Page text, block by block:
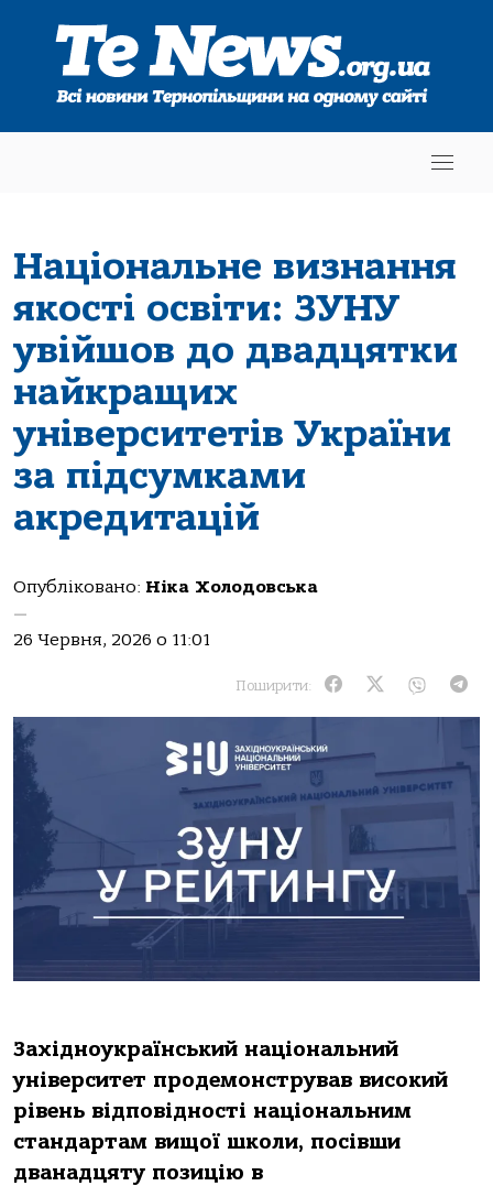
Національне визнання
якості освіти: ЗУНУ
увійшов до двадцятки
найкращих
університетів України
за підсумками
акредитацій
Опубліковано: Ніка Холодовська
—
26 Червня, 2026 о 11:01
Поширити:
Західноукраїнський національний
університет продемонстрував високий
рівень відповідності національним
стандартам вищої школи, посівши
дванадцяту позицію в